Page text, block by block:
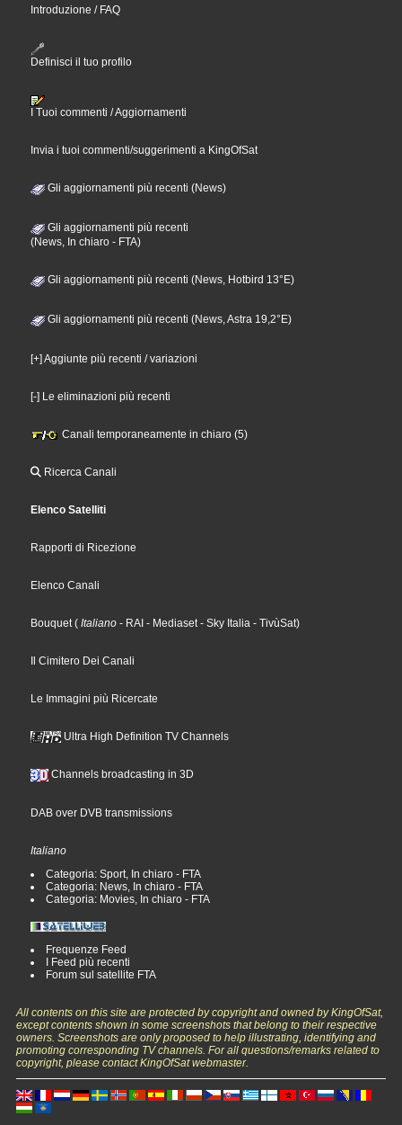
Introduzione / FAQ
Definisci il tuo profilo
I Tuoi commenti / Aggiornamenti
Invia i tuoi commenti/suggerimenti a KingOfSat
Gli aggiornamenti più recenti (News)
Gli aggiornamenti più recenti
(News, In chiaro - FTA)
Gli aggiornamenti più recenti (News, Hotbird 13°E)
Gli aggiornamenti più recenti (News, Astra 19,2°E)
[+] Aggiunte più recenti / variazioni
[-] Le eliminazioni più recenti
Canali temporaneamente in chiaro (5)
Ricerca Canali
Elenco Satelliti
Rapporti di Ricezione
Elenco Canali
Bouquet ( Italiano - RAI - Mediaset - Sky Italia - TivùSat)
Il Cimitero Dei Canali
Le Immagini più Ricercate
Ultra High Definition TV Channels
Channels broadcasting in 3D
DAB over DVB transmissions
Italiano
Categoria: Sport, In chiaro - FTA
Categoria: News, In chiaro - FTA
Categoria: Movies, In chiaro - FTA
Frequenze Feed
I Feed più recenti
Forum sul satellite FTA
All contents on this site are protected by copyright and owned by KingOfSat,
except contents shown in some screenshots that belong to their respective
owners. Screenshots are only proposed to help illustrating, identifying and
promoting corresponding TV channels. For all questions/remarks related to
copyright, please contact KingOfSat webmaster.